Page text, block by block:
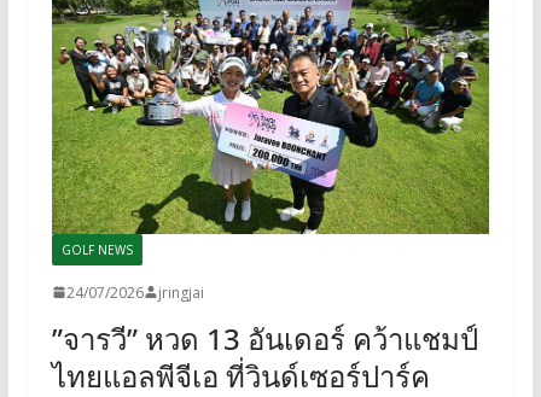
GOLF NEWS
24/07/2026 jringjai
”จารวี” หวด 13 อันเดอร์ คว้าแชมป์
ไทยแอลพีจีเอ ที่วินด์เซอร์ปาร์ค